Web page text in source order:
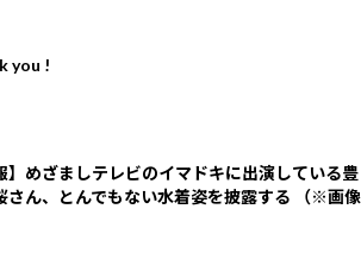
you !
】めざましテレビのイマドキに出演している豊
さん、とんでもない水着姿を披露する （※画像